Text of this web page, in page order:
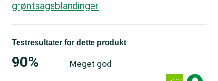
grøntsagsblandinger
Testresultater for dette produkt
90% Meget god